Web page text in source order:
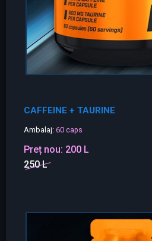
CAFFEINE + TAURINE
Ambalaj: 60 caps
Preț nou: 200 L
250 L